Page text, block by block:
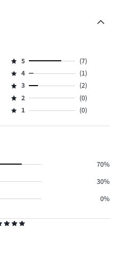
Hodnotenie
5,
počet
hlasov
7.
5
(7)
Hodnotenie
4,
počet
hlasov
4
(1)
Hodnotenie
3,
počet
3
(2)
Hodnotenie
2,
2
(0)
Hodnotenie
1,
1 (0)
70%
30%
0%